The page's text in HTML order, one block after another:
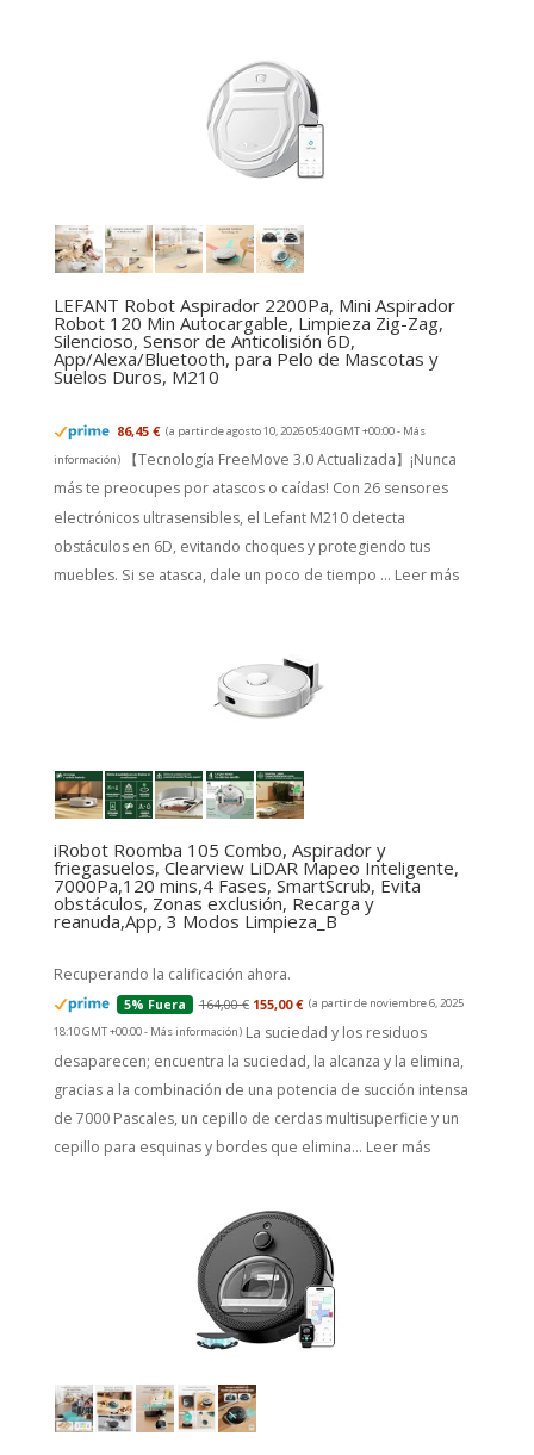
LEFANT Robot Aspirador 2200Pa, Mini Aspirador
Robot 120 Min Autocargable, Limpieza Zig-Zag,
Silencioso, Sensor de Anticolisión 6D,
App/Alexa/Bluetooth, para Pelo de Mascotas y
Suelos Duros, M210
86,45 € (a partir de agosto 10, 2026 05:40 GMT +00:00 - Más
información)
【Tecnología FreeMove 3.0 Actualizada】¡Nunca
más te preocupes por atascos o caídas! Con 26 sensores
electrónicos ultrasensibles, el Lefant M210 detecta
obstáculos en 6D, evitando choques y protegiendo tus
muebles. Si se atasca, dale un poco de tiempo ... Leer más
iRobot Roomba 105 Combo, Aspirador y
friegasuelos, Clearview LiDAR Mapeo Inteligente,
7000Pa,120 mins,4 Fases, SmartScrub, Evita
obstáculos, Zonas exclusión, Recarga y
reanuda,App, 3 Modos Limpieza_B
Recuperando la calificación ahora.
5% Fuera 164,00 € 155,00 € (a partir de noviembre 6, 2025
18:10 GMT +00:00 - Más información) La suciedad y los residuos
desaparecen; encuentra la suciedad, la alcanza y la elimina,
gracias a la combinación de una potencia de succión intensa
de 7000 Pascales, un cepillo de cerdas multisuperficie y un
cepillo para esquinas y bordes que elimina... Leer más